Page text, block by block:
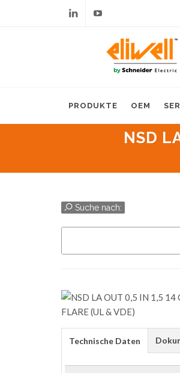
PRODUKTE OEM
NSD
Suche nach:
Technische Daten